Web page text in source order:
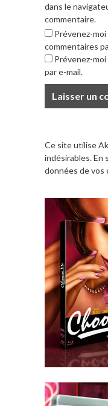
dans le
commentaire.
Prévenez-
commentaires
Prévenez-
par e-mail.
Ce site utilise
indésirables.En
données de